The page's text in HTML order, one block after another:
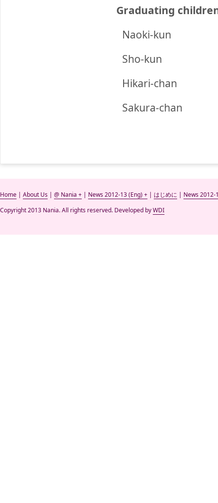
Graduating
Naoki-kun
Sho-kun
Hikari-chan
Sakura-chan
Home | About Us | @ Nania + | News 2012-13 (Eng) + | はじめに | News 2012-
Copyright 2013 Nania. All rights reserved. Developed byWDI